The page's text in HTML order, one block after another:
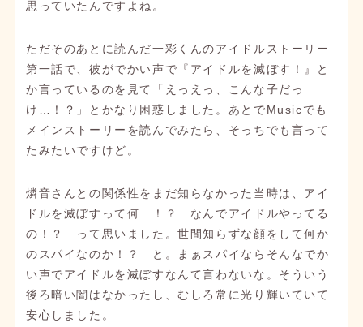
思っていたんですよね。
ただそのあとに読んだ一彩くんのアイドルストーリー
第一話で、彼がでかい声で『アイドルを滅ぼす！』と
か言っているのを見て「えっえっ、こんな子だっ
け…！？」とかなり困惑しました。あとでMusicでも
メインストーリーを読んでみたら、そっちでも言って
たみたいですけど。
燐音さんとの関係性をまだ知らなかった当時は、アイ
ドルを滅ぼすって何…！？ なんでアイドルやってる
の！？ って思いました。世間知らずな顔をして何か
のスパイなのか！？ と。まぁスパイならそんなでか
い声でアイドルを滅ぼすなんて言わないな。そういう
後ろ暗い闇はなかったし、むしろ常に光り輝いていて
安心しました。